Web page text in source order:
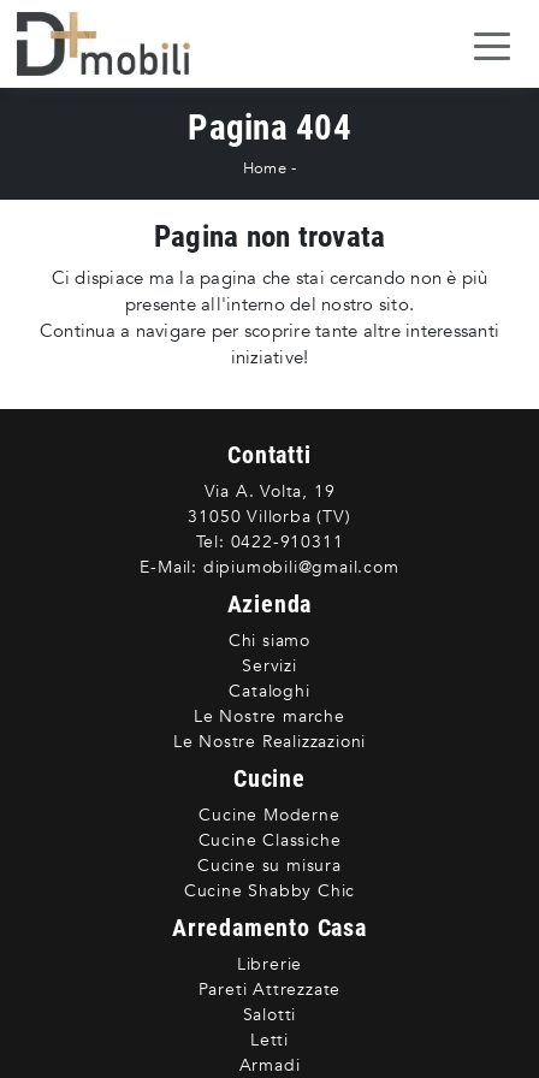
Pagina 404
Home-
Pagina non trovata
Ci dispiace ma la pagina che stai cercando non è più
presente all'interno del nostro sito.
Continua a navigare per scoprire tante altre interessanti
iniziative!
Contatti
Via A. Volta, 19
31050 Villorba (TV)
Tel: 0422-910311
E-Mail: dipiumobili@gmail.com
Azienda
Chi siamo
Servizi
Cataloghi
Le Nostre marche
Le Nostre Realizzazioni
Cucine
Cucine Moderne
Cucine Classiche
Cucine su misura
Cucine Shabby Chic
Arredamento Casa
Librerie
Pareti Attrezzate
Salotti
Letti
Armadi